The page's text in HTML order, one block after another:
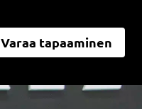
Varaa tapaaminen